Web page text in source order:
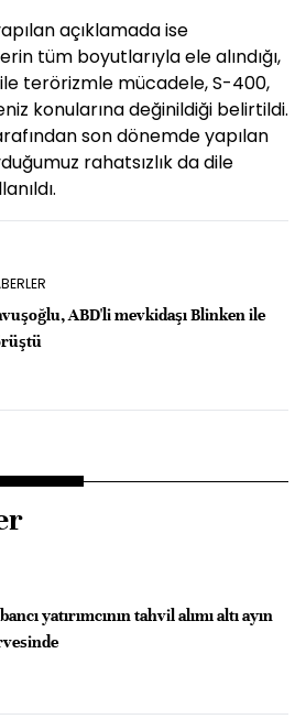
açıklamada ise
tüm boyutlarıyla ele alındığı,
terörizmle mücadele, S-400,
konularına değinildiği belirtildi.
son dönemde yapılan
rahatsızlık da dile
ABD'li mevkidaşı Blinken ile
yatırımcının tahvil alımı altı ayın